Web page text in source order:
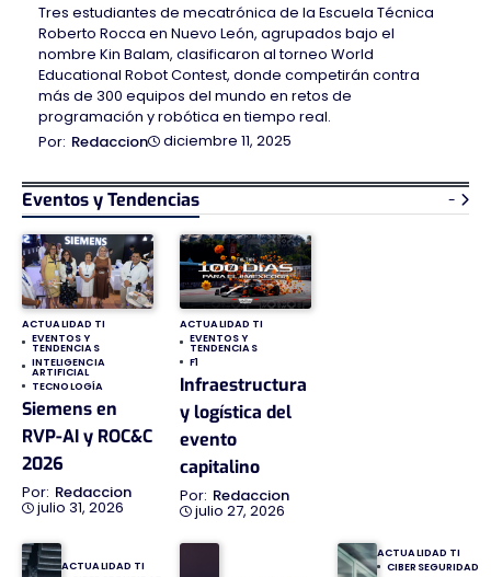
Tres estudiantes de mecatrónica de la Escuela Técnica
Roberto Rocca en Nuevo León, agrupados bajo el
nombre Kin Balam, clasificaron al torneo World
Educational Robot Contest, donde competirán contra
más de 300 equipos del mundo en retos de
programación y robótica en tiempo real.
Redaccion
diciembre 11, 2025
Eventos y Tendencias -
ACTUALIDAD TI
EVENTOS Y
TENDENCIAS
INTELIGENCIA
ARTIFICIAL
TECNOLOGÍA
Siemens en
RVP-AI y ROC&C
2026
Redaccion
julio 31, 2026
ACTUALIDAD TI
EVENTOS Y
TENDENCIAS
F1
Infraestructura
y logística del
evento
capitalino
Redaccion
julio 27, 2026
ACTUALIDAD TI
ACTUALIDAD TI
CIBERSEGURIDAD